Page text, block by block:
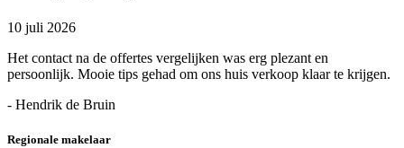
10 juli 2026
Het contact na de offertes vergelijken was erg plezant en
persoonlijk. Mooie tips gehad om ons huis verkoop klaar te krijgen.
- Hendrik de Bruin
Regionale makelaar